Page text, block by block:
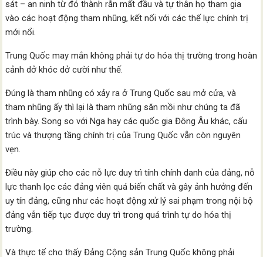
sát – an ninh từ đó thành rắn mất đầu và tự thân họ tham gia
vào các hoạt động tham nhũng, kết nối với các thế lực chính trị
mới nổi.
Trung Quốc may mắn không phải tự do hóa thị trường trong hoàn
cảnh dở khóc dở cười như thế.
Đúng là tham nhũng có xảy ra ở Trung Quốc sau mở cửa, và
tham nhũng ấy thì lại là tham nhũng săn mồi như chúng ta đã
trình bày. Song so với Nga hay các quốc gia Đông Âu khác, cấu
trúc và thượng tầng chính trị của Trung Quốc vẫn còn nguyên
vẹn.
Điều này giúp cho các nỗ lực duy trì tính chính danh của đảng, nỗ
lực thanh lọc các đảng viên quá biến chất và gây ảnh hưởng đến
uy tín đảng, cũng như các hoạt động xử lý sai phạm trong nội bộ
đảng vẫn tiếp tục được duy trì trong quá trình tự do hóa thị
trường.
Và thực tế cho thấy Đảng Cộng sản Trung Quốc không phải